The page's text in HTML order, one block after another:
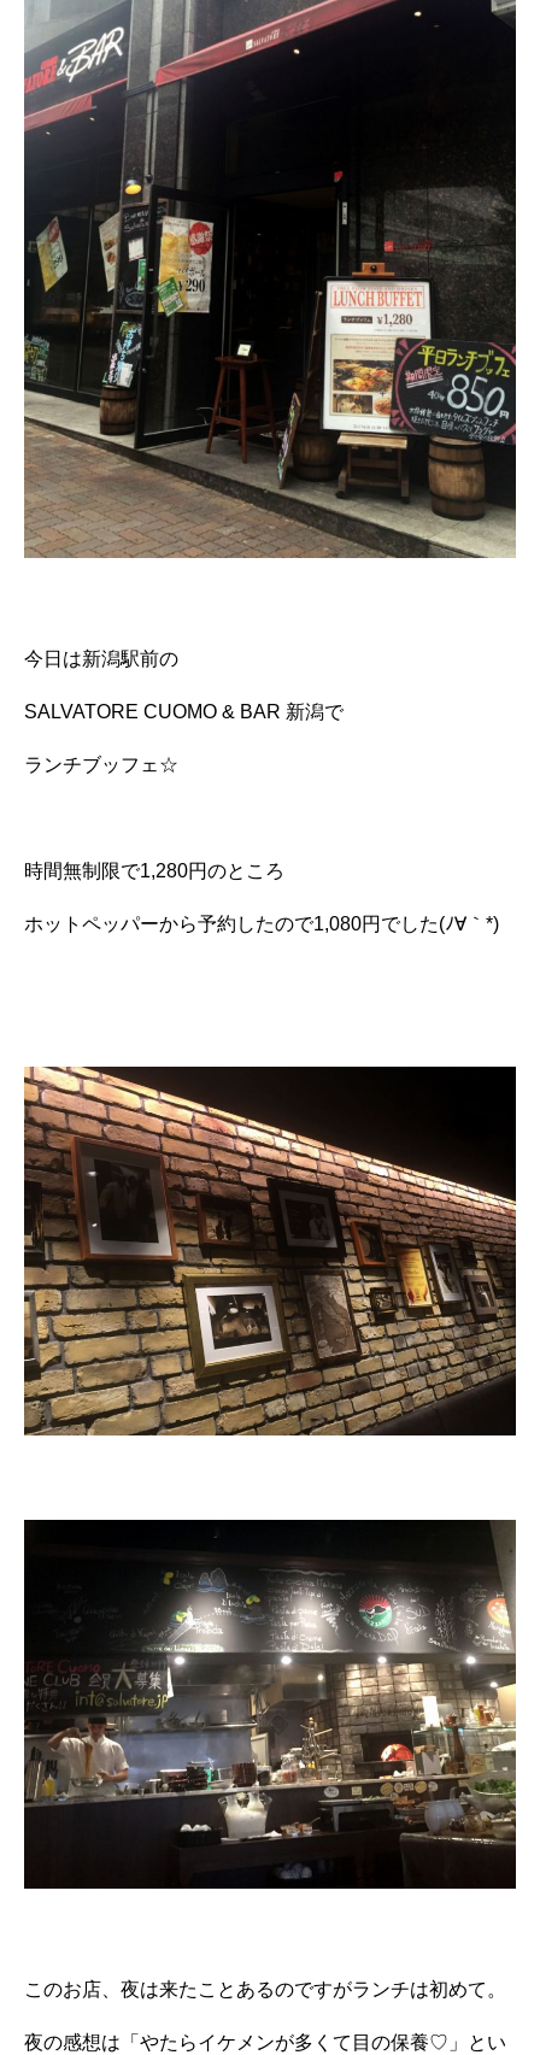
今日は新潟駅前の
SALVATORE CUOMO & BAR 新潟で
ランチブッフェ☆
時間無制限で1,280円のところ
ホットペッパーから予約したので1,080円でした(ﾉ∀｀*)
このお店、夜は来たことあるのですがランチは初めて。
夜の感想は「やたらイケメンが多くて目の保養♡」とい